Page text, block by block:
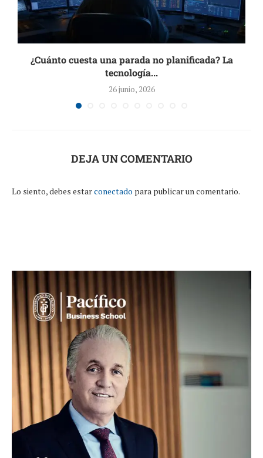
¿Cuánto cuesta una parada no planificada? La
tecnología...
26 junio, 2026
DEJA UN COMENTARIO
Lo siento, debes estarconectado para publicar un comentario.